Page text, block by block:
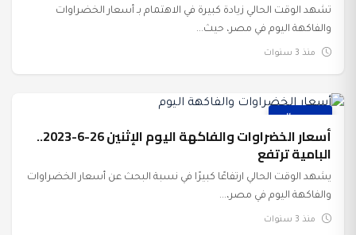
تشهد الوقت الحالي زيادة كبيرة في الاهتمام بـ أسعار الخضراوات
والفاكهة اليوم في مصر، حيث...
منذ 3 سنوات
عرب وعالم
أسعار الخضراوات والفاكهة اليوم الإثنين 26-6-2023..
البامية ترتفع
يشهد الوقت الحالي ارتفاعًا كبيرًا في نسبة البحث عن أسعار الخضراوات
والفاكهة اليوم في مصر،...
منذ 3 سنوات